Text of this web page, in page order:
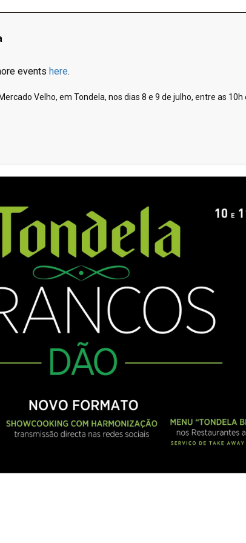
events here.
Velho, em Tondela, nos dias 8 e 9 de julho, entre as